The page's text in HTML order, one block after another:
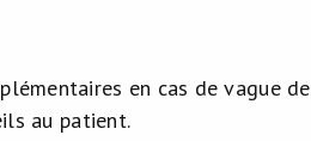
en cas de vague de
au patient.